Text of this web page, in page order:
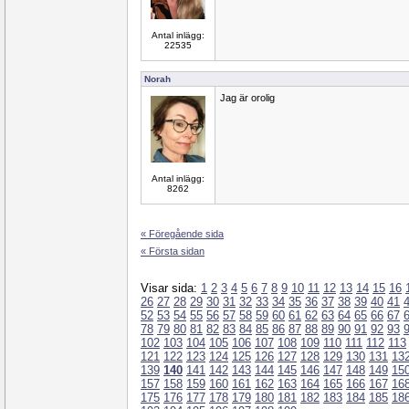
Antal inlägg:
22535
Norah
Antal inlägg:
8262
Jag är orolig
« Föregående sida
« Första sidan
Visar sida: 1 2 3 4 5 6 7 8 9 10 11 12 13 14 15 16
26 27 28 29 30 31 32 33 34 35 36 37 38 39 40 41
52 53 54 55 56 57 58 59 60 61 62 63 64 65 66 67
78 79 80 81 82 83 84 85 86 87 88 89 90 91 92 93
102 103 104 105 106 107 108 109 110 111 112 113
121 122 123 124 125 126 127 128 129 130 131
139 140 141 142 143 144 145 146 147 148 149
157 158 159 160 161 162 163 164 165 166 167
175 176 177 178 179 180 181 182 183 184 185